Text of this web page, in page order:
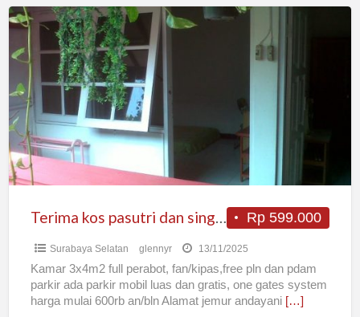
Terima
kos
pasutri
dan
single
full
perabot
free
pln
pdam
parkir
Rp 599.000
Terima kos pasutri dan single full perabot free pln pdam free parkir
Surabaya Selatan glennyr 13/11/2025
Kamar 3x4m2 full perabot, fan/kipas,free pln dan pdam
parkir ada parkir mobil luas dan gratis, one gates system
harga mulai 600rb an/bln Alamat jemur andayani […]